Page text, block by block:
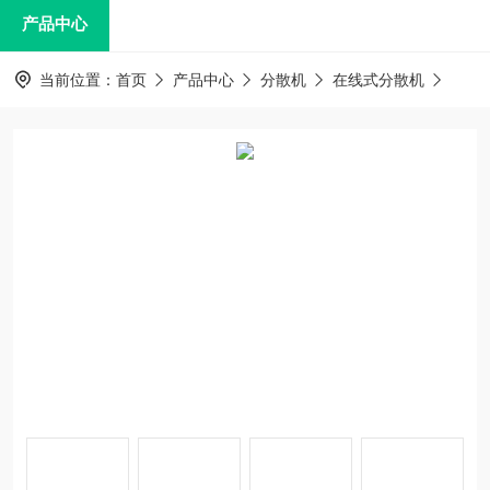
产品中心
当前位置： 首页 产品中心 分散机 在线式分散机